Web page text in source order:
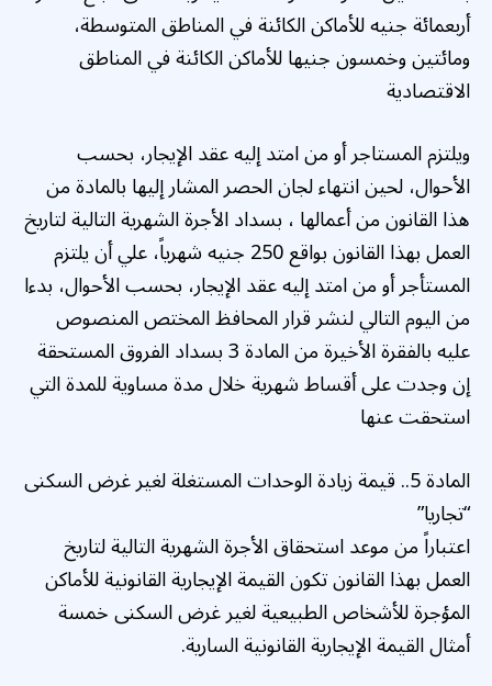
أربعمائة جنيه للأماكن الكائنة في المناطق المتوسطة،
ومائتين وخمسون جنيها للأماكن الكائنة في المناطق
الاقتصادية
ويلتزم المستاجر أو من امتد إليه عقد الإيجار، بحسب
الأحوال، لحين انتهاء لجان الحصر المشار إليها بالمادة من
هذا القانون من أعمالها ، بسداد الأجرة الشهرية التالية لتاريخ
العمل بهذا القانون بواقع 250 جنيه شهرياً، علي أن يلتزم
المستأجر أو من امتد إليه عقد الإيجار، بحسب الأحوال، بدءا
من اليوم التالي لنشر قرار المحافظ المختص المنصوص
عليه بالفقرة الأخيرة من المادة 3 بسداد الفروق المستحقة
إن وجدت على أقساط شهرية خلال مدة مساوية للمدة التي
استحقت عنها
المادة 5.. قيمة زيادة الوحدات المستغلة لغير غرض السكنى
“تجاريا”
اعتباراً من موعد استحقاق الأجرة الشهرية التالية لتاريخ
العمل بهذا القانون تكون القيمة الإيجارية القانونية للأماكن
المؤجرة للأشخاص الطبيعية لغير غرض السكنى خمسة
أمثال القيمة الإيجارية القانونية السارية.